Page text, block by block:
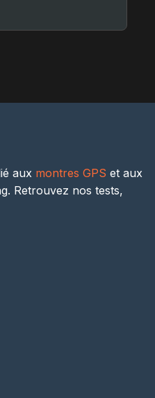
aux montres GPS et aux
Retrouvez nos tests,